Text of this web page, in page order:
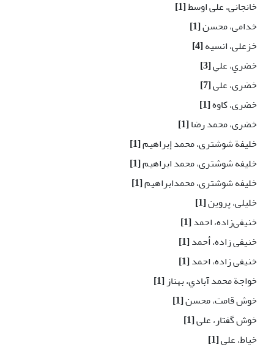
خانجانی، علی اوسط[1]
خدامی، محسن[1]
خزعلی، انسیه[4]
خضري، علي[3]
خضری، علی[7]
خضری، کاوه[1]
خضری، محمد رضا[1]
خلیفة شوشتری، محمد إبراهیم[1]
خلیفه شوشتری، محمد ابراهیم[1]
خلیفه شوشتری، محمدابراهیم[1]
خلیلی، پروین[1]
خنیفی‌زاده، احمد[1]
خنیفی زاده، أحمد[1]
خنیفی زاده، احمد[1]
خواجة محمد آبادي، بهناز[1]
خوش قامت، محسن[1]
خوش گفتار، علی[1]
خیاط، علی[1]